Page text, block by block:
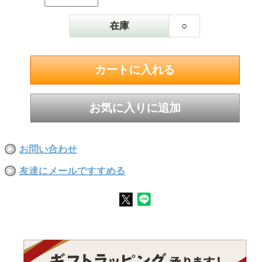
在庫 ○
お問い合わせ
友達にメールですすめる